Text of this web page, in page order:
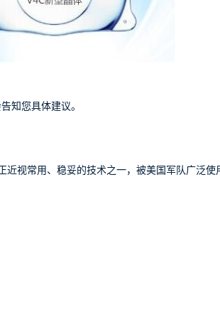
知您具体建议。
常用、稳妥的技术之一，被美国军队广泛使